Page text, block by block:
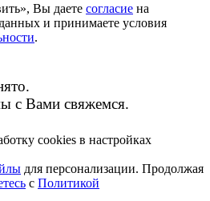
Вы даете согласие на
и принимаете условия
.
с Вами свяжемся.
cookies в настройках
для персонализации. Продолжая
с Политикой